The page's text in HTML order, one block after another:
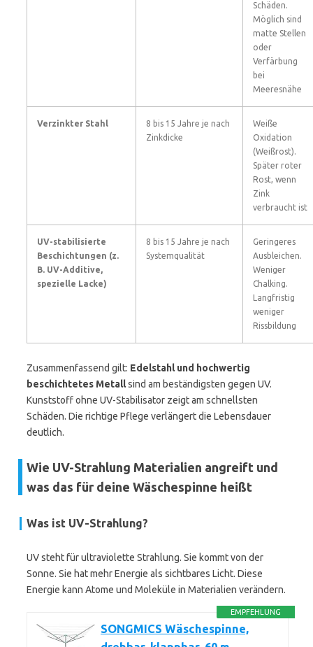
Schäden.
Möglich sind
matte Stellen
oder
Verfärbung
bei
Meeresnähe
Verzinkter Stahl
8 bis 15 Jahre je nach
Zinkdicke
Weiße
Oxidation
(Weißrost).
Später roter
Rost, wenn
Zink
verbraucht ist
UV-stabilisierte
Beschichtungen (z.
B. UV-Additive,
spezielle Lacke)
8 bis 15 Jahre je nach
Systemqualität
Geringeres
Ausbleichen.
Weniger
Chalking.
Langfristig
weniger
Rissbildung
Zusammenfassend gilt: Edelstahl und hochwertig
beschichtetes Metallsind am beständigsten gegen UV.
Kunststoff ohne UV-Stabilisator zeigt am schnellsten
Schäden. Die richtige Pflege verlängert die Lebensdauer
deutlich.
Wie UV-Strahlung Materialien angreift und
was das für deine Wäschespinne heißt
Was ist UV-Strahlung?
UV steht für ultraviolette Strahlung. Sie kommt von der
Sonne. Sie hat mehr Energie als sichtbares Licht. Diese
Energie kann Atome und Moleküle in Materialien verändern.
EMPFEHLUNG
SONGMICS Wäschespinne,